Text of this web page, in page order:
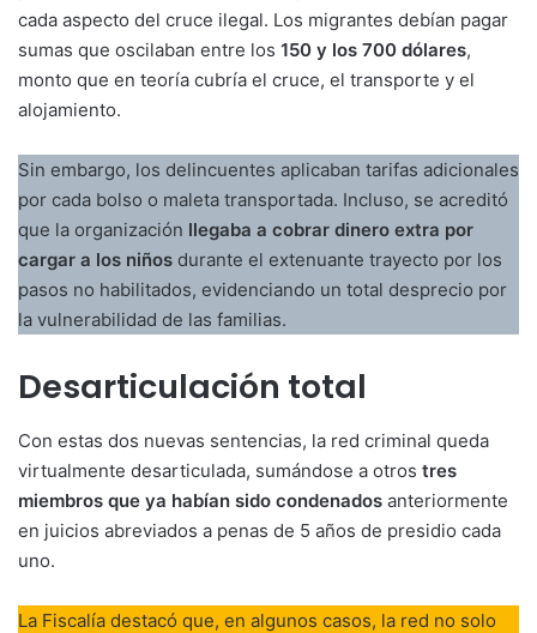
cada aspecto del cruce ilegal. Los migrantes debían pagar
sumas que oscilaban entre los 150 y los 700 dólares,
monto que en teoría cubría el cruce, el transporte y el
alojamiento.
Sin embargo, los delincuentes aplicaban tarifas adicionales
por cada bolso o maleta transportada. Incluso, se acreditó
que la organización llegaba a cobrar dinero extra por
cargar a los niños durante el extenuante trayecto por los
pasos no habilitados, evidenciando un total desprecio por
la vulnerabilidad de las familias.
Desarticulación total
Con estas dos nuevas sentencias, la red criminal queda
virtualmente desarticulada, sumándose a otros tres
miembros que ya habían sido condenados anteriormente
en juicios abreviados a penas de 5 años de presidio cada
uno.
La Fiscalía destacó que, en algunos casos, la red no solo